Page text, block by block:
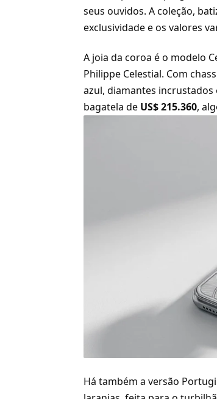
seus ouvidos. A coleção,
exclusividade e os valores
A joia da coroa é o modelo
Philippe Celestial. Com
azul, diamantes
bagatela de US$ 215.360,
Há também a versão